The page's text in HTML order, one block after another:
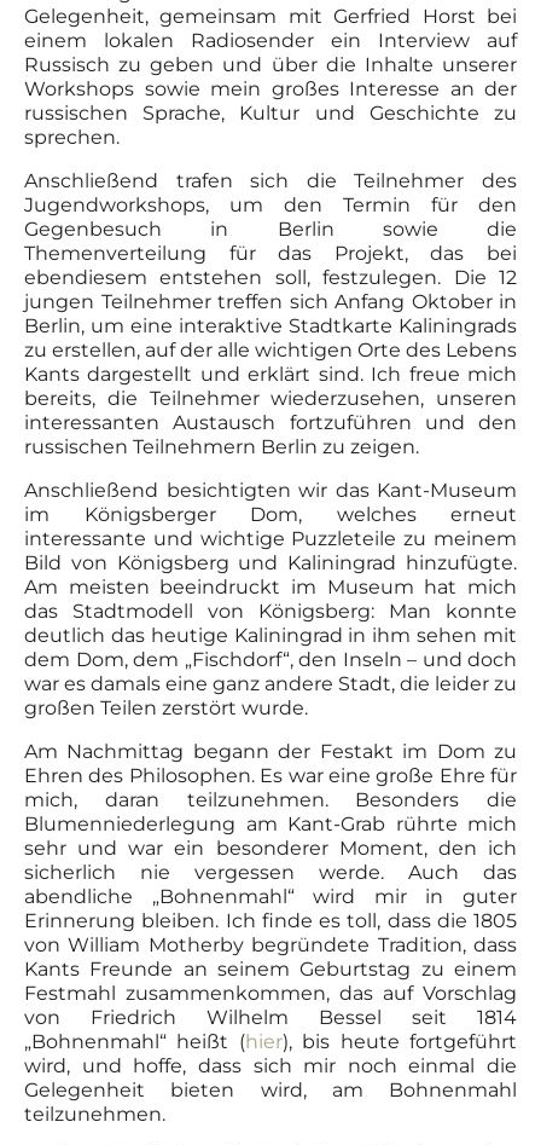
Gelegenheit, gemeinsam mit Gerfried Horst bei
einem lokalen Radiosender ein Interview auf
Russisch zu geben und über die Inhalte unserer
Workshops sowie mein großes Interesse an der
russischen Sprache, Kultur und Geschichte zu
sprechen.
Anschließend trafen sich die Teilnehmer des
Jugendworkshops, um den Termin für den
Gegenbesuch in Berlin sowie die
Themenverteilung für das Projekt, das bei
ebendiesem entstehen soll, festzulegen. Die 12
jungen Teilnehmer treffen sich Anfang Oktober in
Berlin, um eine interaktive Stadtkarte Kaliningrads
zu erstellen, auf der alle wichtigen Orte des Lebens
Kants dargestellt und erklärt sind. Ich freue mich
bereits, die Teilnehmer wiederzusehen, unseren
interessanten Austausch fortzuführen und den
russischen Teilnehmern Berlin zu zeigen.
Anschließend besichtigten wir das Kant-Museum
im Königsberger Dom, welches erneut
interessante und wichtige Puzzleteile zu meinem
Bild von Königsberg und Kaliningrad hinzufügte.
Am meisten beeindruckt im Museum hat mich
das Stadtmodell von Königsberg: Man konnte
deutlich das heutige Kaliningrad in ihm sehen mit
dem Dom, dem „Fischdorf“, den Inseln – und doch
war es damals eine ganz andere Stadt, die leider zu
großen Teilen zerstört wurde.
Am Nachmittag begann der Festakt im Dom zu
Ehren des Philosophen. Es war eine große Ehre für
mich, daran teilzunehmen. Besonders die
Blumenniederlegung am Kant-Grab rührte mich
sehr und war ein besonderer Moment, den ich
sicherlich nie vergessen werde. Auch das
abendliche „Bohnenmahl“ wird mir in guter
Erinnerung bleiben. Ich finde es toll, dass die 1805
von William Motherby begründete Tradition, dass
Kants Freunde an seinem Geburtstag zu einem
Festmahl zusammenkommen, das auf Vorschlag
von Friedrich Wilhelm Bessel seit 1814
„Bohnenmahl“ heißt (hier), bis heute fortgeführt
wird, und hoffe, dass sich mir noch einmal die
Gelegenheit bieten wird, am Bohnenmahl
teilzunehmen.